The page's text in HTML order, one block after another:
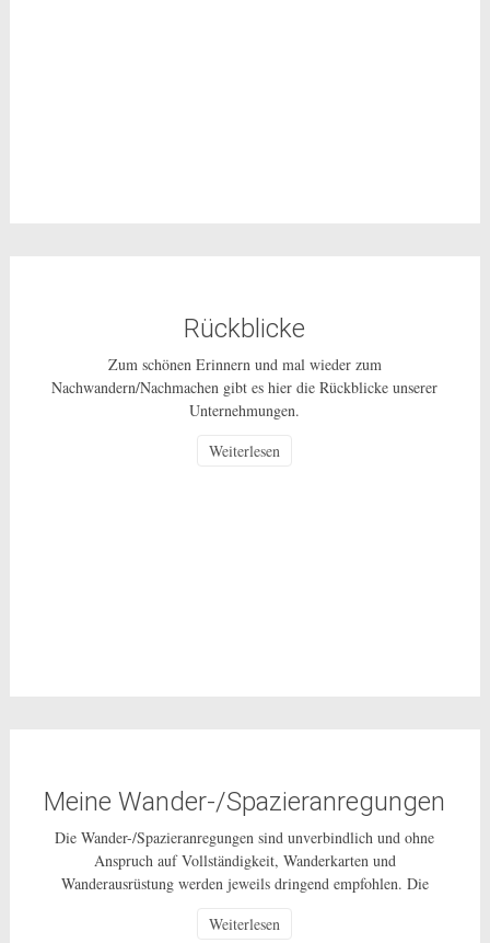
Rückblicke
Zum schönen Erinnern und mal wieder zum
Nachwandern/Nachmachen gibt es hier die Rückblicke unserer
Unternehmungen.
Weiterlesen
Meine Wander-/Spazieranregungen
Die Wander-/Spazieranregungen sind unverbindlich und ohne
Anspruch auf Vollständigkeit, Wanderkarten und
Wanderausrüstung werden jeweils dringend empfohlen. Die
Risiko und sind nur für den privaten Gebrauch gestattet. Bei den
Weiterlesen